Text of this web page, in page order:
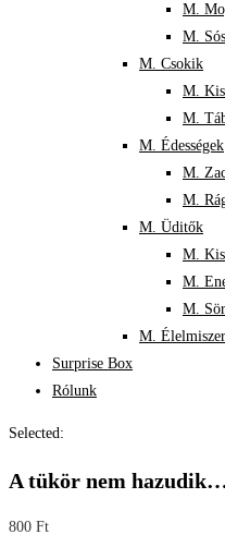
M.
M.
M. Csokik
M.
M.
M. Édességek
M.
M.
M. Üditők
M.
M.
M.
M.
Surprise Box
Rólunk
Selected:
A tükör nem
800 Ft